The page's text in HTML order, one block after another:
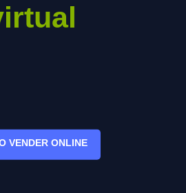
VENDER ONLINE